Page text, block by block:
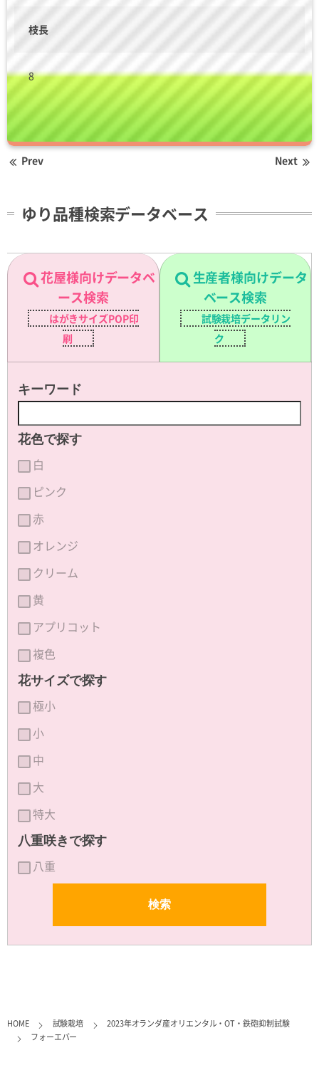
枝長
8
Prev Next
ゆり品種検索データベース
花屋様向けデータベ
ース検索
はがきサイズPOP印
刷
生産者様向けデータ
ベース検索
試験栽培データリン
ク
キーワード
花色で探す
白
ピンク
赤
オレンジ
クリーム
黄
アプリコット
複色
花サイズで探す
極小
小
中
大
特大
八重咲きで探す
八重
HOME 試験栽培
2023年オランダ産オリエンタル・OT・鉄砲抑制試験
フォーエバー